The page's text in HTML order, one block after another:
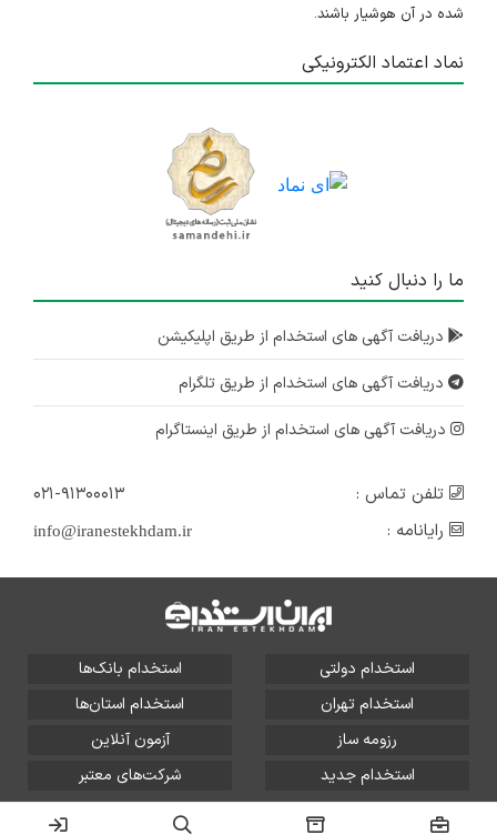
شده در آن هوشیار باشند.
نماد اعتماد الکترونیکی
ما را دنبال کنید
دریافت آگهی های استخدام از طریق اپلیکیشن
دریافت آگهی های استخدام از طریق تلگرام
دریافت آگهی های استخدام از طریق اینستاگرام
تلفن تماس :
۰۲۱-۹۱۳۰۰۰۱۳
رایانامه :
info@iranestekhdam.ir
استخدام دولتی
استخدام بانک‌ها
استخدام تهران
استخدام استان‌ها
رزومه ساز
آزمون آنلاین
استخدام جدید
شرکت‌های معتبر
تمامی حقوق این سایت برای آلتین سیستم محفوظ است و هر